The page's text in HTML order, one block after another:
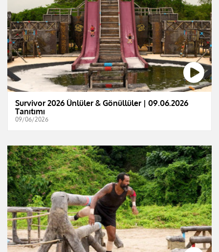
Survivor 2026 Ünlüler & Gönüllüler | 09.06.2026
Tanıtımı
09/06/2026